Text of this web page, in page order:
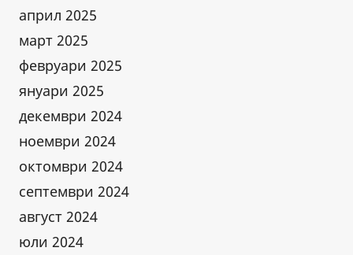
април 2025
март 2025
февруари 2025
януари 2025
декември 2024
ноември 2024
октомври 2024
септември 2024
август 2024
юли 2024